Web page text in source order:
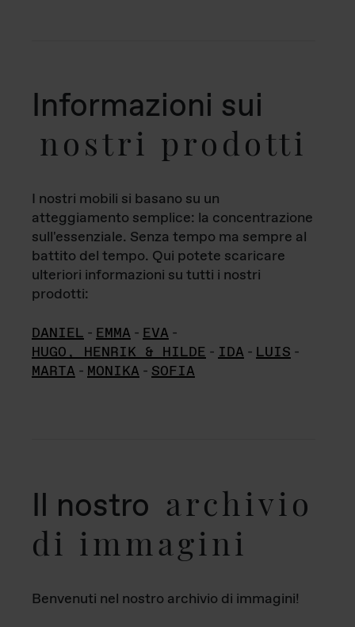
Informazioni sui
nostri prodotti
I nostri mobili si basano su un
atteggiamento semplice: la concentrazione
sull'essenziale. Senza tempo ma sempre al
battito del tempo. Qui potete scaricare
ulteriori informazioni su tutti i nostri
prodotti:
DANIEL - EMMA - EVA -
HUGO, HENRIK & HILDE - IDA - LUIS -
MARTA - MONIKA - SOFIA
Il nostro archivio
di immagini
Benvenuti nel nostro archivio di immagini!